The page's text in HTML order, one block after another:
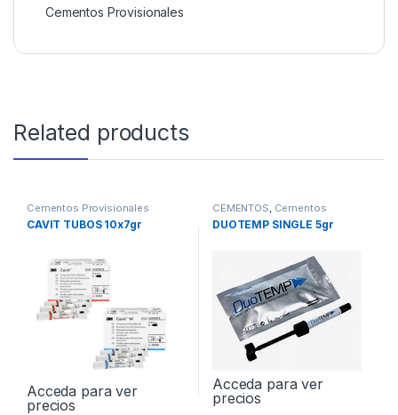
Cementos Provisionales
Related products
Cementos Provisionales
CAVIT TUBOS 10x7gr
Acceda para ver
precios
CEMENTOS Cementos
Provisionales
DUOTEMP SINGLE 5gr
Acceda para ver
precios